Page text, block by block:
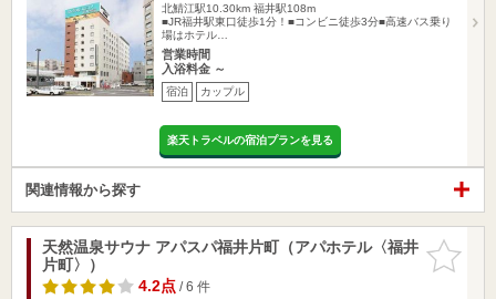
北鯖江駅10.30km 福井駅108m
■JR福井駅東口徒歩1分！■コンビニ徒歩3分■高速バス乗り
場はホテル…
営業時間
入浴料金 ～
宿泊 カップル
楽天トラベルの宿泊プランを見る
関連情報から探す
お気に入
りに追加
天然温泉サウナ アパスパ福井片町（アパホテル〈福井
片町〉）
4.2点/ 6 件